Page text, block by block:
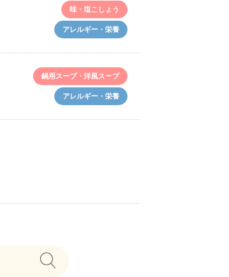
味・塩こしょう
アレルギー・栄養
鍋用スープ・洋風スープ
アレルギー・栄養